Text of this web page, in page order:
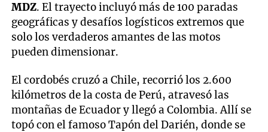
MDZ. El trayecto incluyó más de 100 paradas
geográficas y desafíos logísticos extremos que
solo los verdaderos amantes de las motos
pueden dimensionar.
El cordobés cruzó a Chile, recorrió los 2.600
kilómetros de la costa de Perú, atravesó las
montañas de Ecuador y llegó a Colombia. Allí se
topó con el famoso Tapón del Darién, donde se